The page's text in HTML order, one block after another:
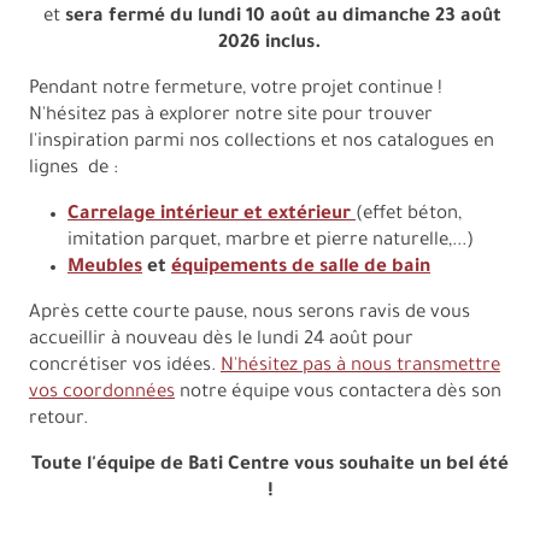
et sera fermé du lundi 10 août au dimanche 23 août
2026 inclus.
Pendant notre fermeture, votre projet continue !
N'hésitez pas à explorer notre site pour trouver
l'inspiration parmi nos collections et nos catalogues en
lignes de :
Carrelage intérieur et extérieur (effet béton,
imitation parquet, marbre et pierre naturelle,...)
Meubles et équipements de salle de bain
Après cette courte pause, nous serons ravis de vous
accueillir à nouveau dès le lundi 24 août pour
concrétiser vos idées. N'hésitez pas à nous transmettre
vos coordonnées notre équipe vous contactera dès son
retour.
Toute l'équipe de Bati Centre vous souhaite un bel été
!